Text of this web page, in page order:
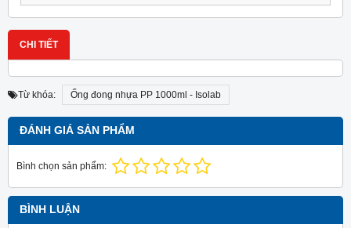
CHI TIẾT
Từ khóa: Ống đong nhựa PP 1000ml - Isolab
ĐÁNH GIÁ SẢN PHẨM
Bình chọn sản phẩm:
BÌNH LUẬN